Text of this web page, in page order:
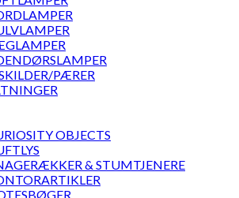
PÆRER
OBJECTS
& STUMTJENERE